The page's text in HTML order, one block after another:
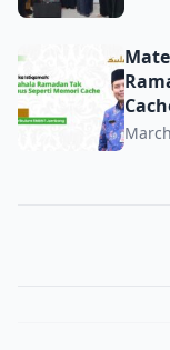
Matematika